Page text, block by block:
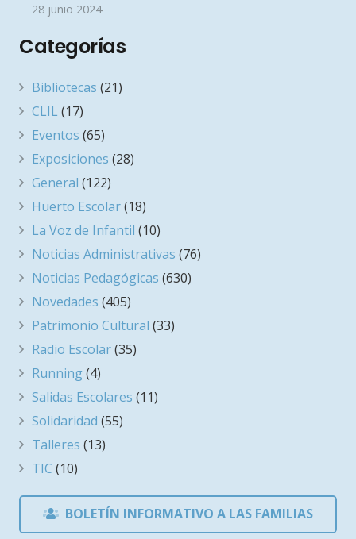
28 junio 2024
Categorías
Bibliotecas (21)
CLIL (17)
Eventos (65)
Exposiciones (28)
General (122)
Huerto Escolar(18)
La Voz de Infantil (10)
Noticias Administrativas (76)
Noticias Pedagógicas (630)
Novedades (405)
Patrimonio Cultural (33)
Radio Escolar(35)
Running(4)
Salidas Escolares (11)
Solidaridad (55)
Talleres (13)
TIC (10)
BOLETÍN INFORMATIVO A LAS FAMILIAS